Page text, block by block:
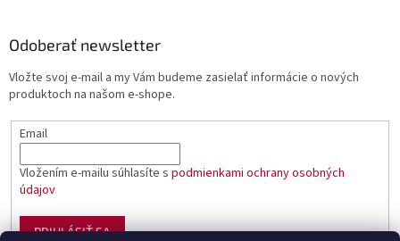
Odoberať newsletter
Vložte svoj e-mail a my Vám budeme zasielať informácie o nových
produktoch na našom e-shope.
Email
Vložením e-mailu súhlasíte s podmienkami ochrany osobných
údajov
PRIHLÁSIŤ SA